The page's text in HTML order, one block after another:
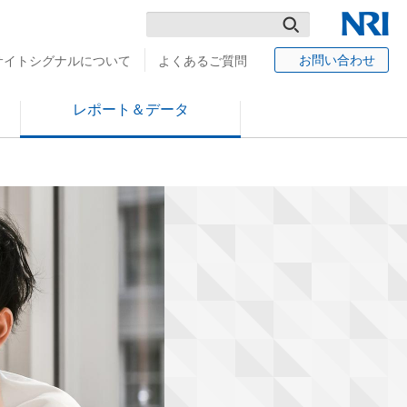
NRI
検
イトシグナルについて よくあるご質問 お問い合わせ
レポート＆データ